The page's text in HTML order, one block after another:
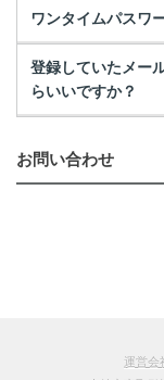
ワンタイムパスワ
登録していたメー
らいいですか？
お問い合わせ
運営会